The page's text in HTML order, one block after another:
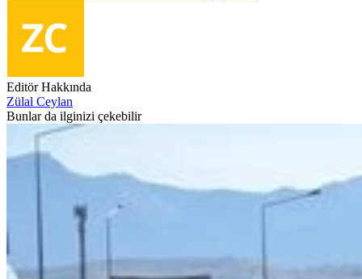
Editör Hakkında
Zülal Ceylan
Bunlar da ilginizi çekebilir